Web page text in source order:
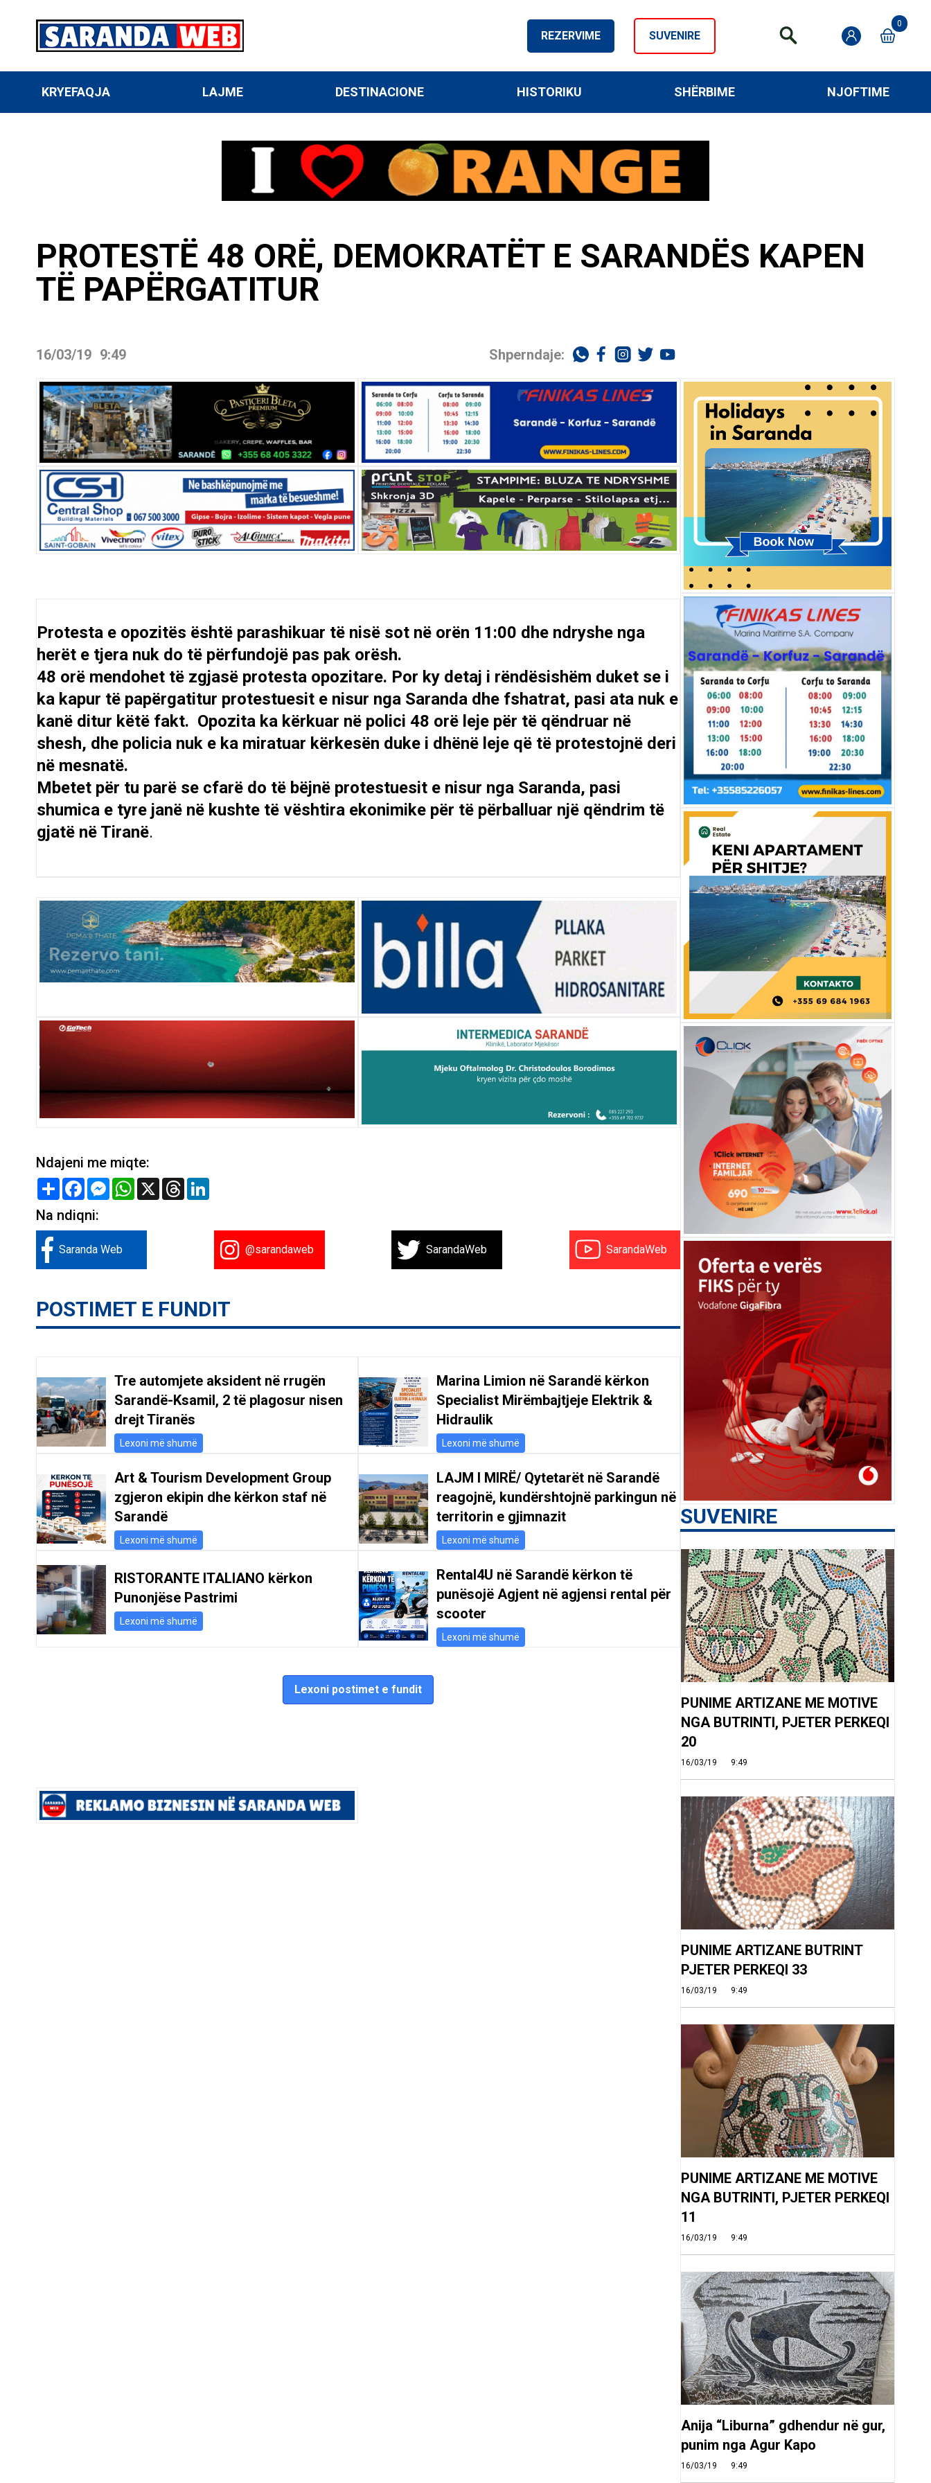
REZERVIME SUVENIRE
0
KRYEFAQJA LAJME DESTINACIONE HISTORIKU SHËRBIME NJOFTIME
PROTESTË 48 ORË, DEMOKRATËT E SARANDËS KAPEN
TË PAPËRGATITUR
16/03/19 9:49 Shperndaje:
Protesta e opozitës është parashikuar të nisë sot në orën 11:00 dhe ndryshe nga
herët e tjera nuk do të përfundojë pas pak orësh.
48 orë mendohet të zgjasë protesta opozitare. Por ky detaj i rëndësishëm duket se i
ka kapur të papërgatitur protestuesit e nisur nga Saranda dhe fshatrat, pasi ata nuk e
kanë ditur këtë fakt. Opozita ka kërkuar në polici 48 orë leje për të qëndruar në
shesh, dhe policia nuk e ka miratuar kërkesën duke i dhënë leje që të protestojnë deri
në mesnatë.
Mbetet për tu parë se cfarë do të bëjnë protestuesit e nisur nga Saranda, pasi
shumica e tyre janë në kushte të vështira ekonimike për të përballuar një qëndrim të
gjatë në Tiranë.
Ndajeni me miqte:
Share FacebookMessenger
WhatsApp
X Threads
Na ndiqni:
Saranda Web @sarandaweb SarandaWeb SarandaWeb
POSTIMET E FUNDIT
Tre automjete aksident në rrugën
Sarandë-Ksamil, 2 të plagosur nisen
drejt Tiranës
Lexoni më shumë
Marina Limion në Sarandë kërkon
Specialist Mirëmbajtjeje Elektrik &
Hidraulik
Lexoni më shumë
Art & Tourism Development Group
zgjeron ekipin dhe kërkon staf në
Sarandë
Lexoni më shumë
LAJM I MIRË/ Qytetarët në Sarandë
reagojnë, kundërshtojnë parkingun në
territorin e gjimnazit
Lexoni më shumë
RISTORANTE ITALIANO kërkon
Punonjëse Pastrimi
Lexoni më shumë
Rental4U në Sarandë kërkon të
punësojë Agjent në agjensi rental për
scooter
Lexoni më shumë
Lexoni postimet e fundit
SUVENIRE
PUNIME ARTIZANE ME MOTIVE
NGA BUTRINTI, PJETER PERKEQI
20
16/03/19 9:49
PUNIME ARTIZANE BUTRINT
PJETER PERKEQI 33
16/03/19 9:49
PUNIME ARTIZANE ME MOTIVE
NGA BUTRINTI, PJETER PERKEQI
11
16/03/19 9:49
Anija “Liburna” gdhendur në gur,
punim nga Agur Kapo
16/03/19 9:49